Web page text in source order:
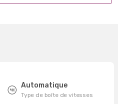
Automatique
Type de boîte de vitesses